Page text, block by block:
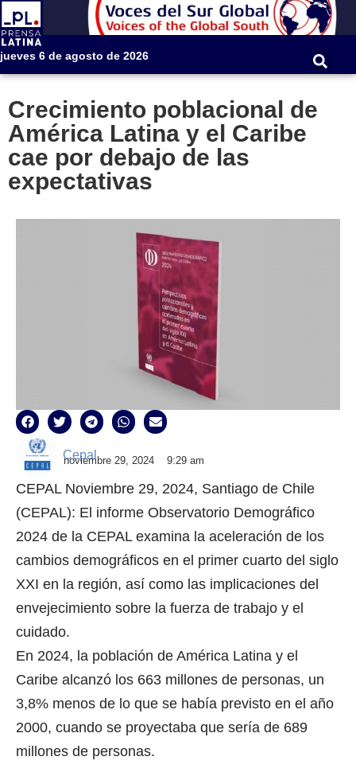
jueves 6 de agosto de 2026
Crecimiento poblacional de
América Latina y el Caribe
cae por debajo de las
expectativas
Cepal
noviembre 29, 2024 9:29 am
CEPAL Noviembre 29, 2024, Santiago de Chile
(CEPAL): El informe Observatorio Demográfico
2024 de la CEPAL examina la aceleración de los
cambios demográficos en el primer cuarto del siglo
XXI en la región, así como las implicaciones del
envejecimiento sobre la fuerza de trabajo y el
cuidado.
En 2024, la población de América Latina y el
Caribe alcanzó los 663 millones de personas, un
3,8% menos de lo que se había previsto en el año
2000, cuando se proyectaba que sería de 689
millones de personas.